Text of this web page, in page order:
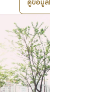
ดูข้อมูลโครงการ